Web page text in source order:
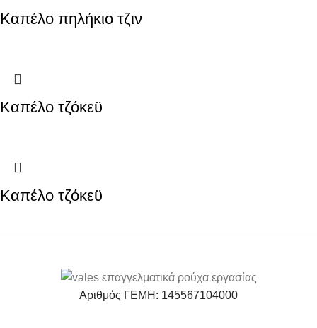
Καπέλο πηλήκιο τζιν
Καπέλο τζόκεϋ
Καπέλο τζόκεϋ
Αριθμός ΓΕΜΗ: 145567104000